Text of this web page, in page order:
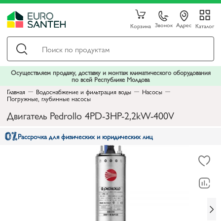
Корзина Звонок Адрес Каталог
Осуществляем продажу, доставку и монтаж климатического оборудования
по всей Республике Молдова
Главная
Водоснабжение и фильтрация воды Насосы
Погружные, глубинные насосы
Двигатель Pedrollo 4PD-3HP-2,2kW-400V
Рассрочка для физических и юридических лиц